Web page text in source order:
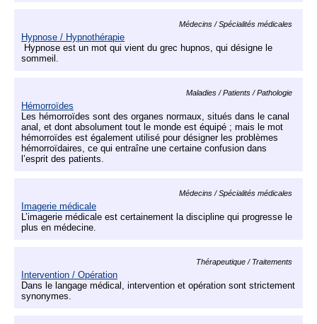
Médecins / Spécialités médicales
Hypnose / Hypnothérapie
Hypnose est un mot qui vient du grec hupnos, qui désigne le
sommeil.
Maladies / Patients / Pathologie
Hémorroïdes
Les hémorroïdes sont des organes normaux, situés dans le canal
anal, et dont absolument tout le monde est équipé ; mais le mot
hémorroïdes est également utilisé pour désigner les problèmes
hémorroïdaires, ce qui entraîne une certaine confusion dans
l’esprit des patients.
Médecins / Spécialités médicales
Imagerie médicale
L’imagerie médicale est certainement la discipline qui progresse le
plus en médecine.
Thérapeutique / Traitements
Intervention / Opération
Dans le langage médical, intervention et opération sont strictement
synonymes.